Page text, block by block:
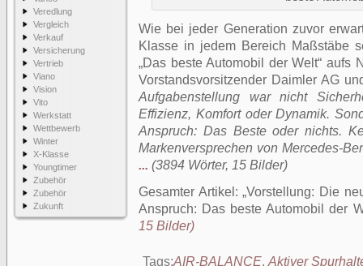
Veredlung
Vergleich
Verkauf
Versicherung
Vertrieb
Viano
Vision
Vito
Werkstatt
Wettbewerb
Winter
X-Klasse
Youngtimer
Zubehör
Zubehör
Zukunft
Wie bei jeder Generation zuvor
Klasse in jedem Bereich Maßstäbe
„Das beste Automobil der Welt“ aufs
Vorstandsvorsitzender Daimler AG
Aufgabenstellung war nicht
Effizienz, Komfort oder Dynamik.
Anspruch: Das Beste oder nichts.
Markenversprechen von Mercedes-
... (3894 Wörter, 15 Bilder)
Gesamter Artikel: Vorstellung: Die
Anspruch: Das beste Automobil der
15 Bilder)
Tags:AIR-BALANCE, Aktiver